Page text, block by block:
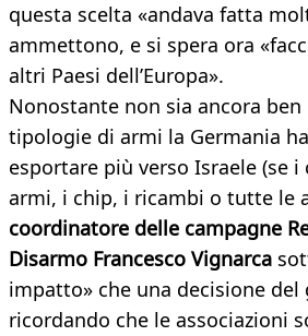
questa scelta «andava fatta
ammettono, e si spera ora
altri Paesi dell’Europa».
Nonostante non sia ancora
tipologie di armi la Germania
esportare più verso Israele (se
armi, i chip, i ricambi o tutte le
coordinatore delle campagne
Disarmo Francesco Vignarca
impatto» che una decisione del
ricordando che le associazioni